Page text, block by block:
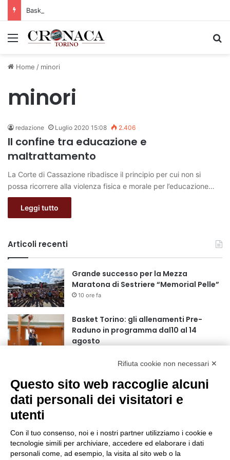
Menu
Home / minori
minori
redazione Luglio 2020 15:08 2.406
Il confine tra educazione e
maltrattamento
La Corte di Cassazione ribadisce il principio per cui non si
possa ricorrere alla violenza fisica e morale per l’educazione…
Leggi tutto
Articoli recenti
Grande successo per la Mezza
Maratona di Sestriere “Memorial Pelle”
10 ore fa
Basket Torino: gli allenamenti Pre-
Raduno in programma dal10 al 14
agosto
75 anni di INFN. La comunità, la storia, il
futuro della ricerca in fisica
fondamentale in Italia
18 ore fa
nel pieno della stagione turistica
22 ore fa
Rifiuta cookie non necessari ✕
Questo sito web raccoglie alcuni
dati personali dei visitatori e
utenti
Con il tuo consenso, noi e i nostri partner utilizziamo i cookie e
tecnologie simili per archiviare, accedere ed elaborare i dati
personali come, ad esempio, la visita al sito web o la